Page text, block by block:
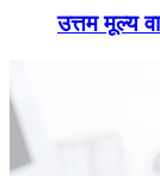
उत्तम मूल्य